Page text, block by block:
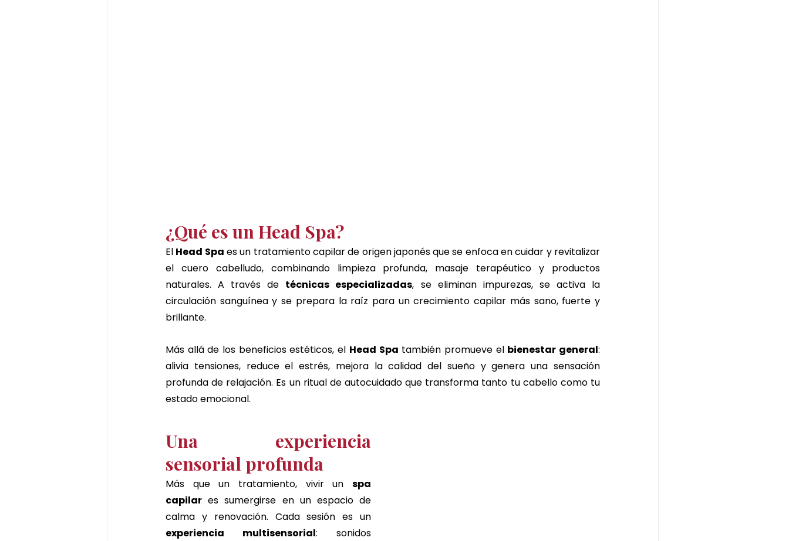
¿Qué es un Head Spa?
El Head Spa es un tratamiento capilar de origen japonés que se enfoca en cuidar y revitalizar
el cuero cabelludo, combinando limpieza profunda, masaje terapéutico y productos
naturales. A través de técnicas especializadas, se eliminan impurezas, se activa la
circulación sanguínea y se prepara la raíz para un crecimiento capilar más sano, fuerte y
brillante.
Más allá de los beneficios estéticos, el Head Spa también promueve el bienestar general:
alivia tensiones, reduce el estrés, mejora la calidad del sueño y genera una sensación
profunda de relajación. Es un ritual de autocuidado que transforma tanto tu cabello como tu
estado emocional.
Una experiencia
sensorial profunda
Más que un tratamiento, vivir un spa
capilar es sumergirse en un espacio de
experiencia multisensorial: sonidos